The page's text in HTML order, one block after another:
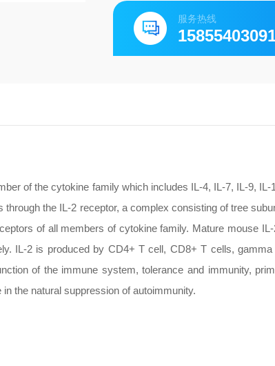
服务热线
of the cytokine family which includes IL-4, IL-7, IL-9, IL-
the IL-2 receptor, a complex consisting of tree
of all members of cytokine family. Mature mouse
IL-2 is produced by CD4+ T cell, CD8+ T cells,
of the immune system, tolerance and immunity,
the natural suppression of autoimmunity.